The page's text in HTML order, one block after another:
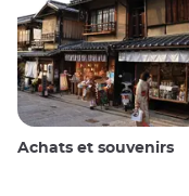
Achats et souvenirs